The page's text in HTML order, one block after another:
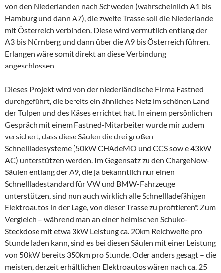
von den Niederlanden nach Schweden (wahrscheinlich A1 bis
Hamburg und dann A7), die zweite Trasse soll die Niederlande
mit Österreich verbinden. Diese wird vermutlich entlang der
A3 bis Nürnberg und dann über die A9 bis Österreich führen.
Erlangen wäre somit direkt an diese Verbindung
angeschlossen.
Dieses Projekt wird von der niederländische Firma Fastned
durchgeführt, die bereits ein ähnliches Netz im schönen Land
der Tulpen und des Käses errichtet hat. In einem persönlichen
Gespräch mit einem Fastned-Mitarbeiter wurde mir zudem
versichert, dass diese Säulen die drei großen
Schnellladesysteme (50kW CHAdeMO und CCS sowie 43kW
AC) unterstützen werden. Im Gegensatz zu den ChargeNow-
Säulen entlang der A9, die ja bekanntlich nur einen
Schnellladestandard für VW und BMW-Fahrzeuge
unterstützen, sind nun auch wirklich alle Schnellladefähigen
Elektroautos in der Lage, von dieser Trasse zu profitieren*. Zum
Vergleich – während man an einer heimischen Schuko-
Steckdose mit etwa 3kW Leistung ca. 20km Reichweite pro
Stunde laden kann, sind es bei diesen Säulen mit einer Leistung
von 50kW bereits 350km pro Stunde. Oder anders gesagt – die
meisten, derzeit erhältlichen Elektroautos wären nach ca. 25